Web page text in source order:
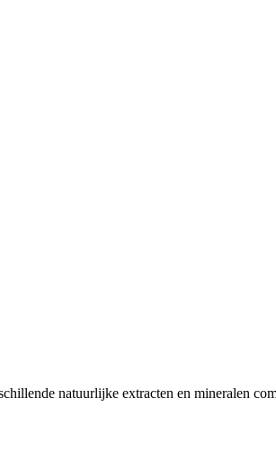
natuurlijke extracten en mineralen